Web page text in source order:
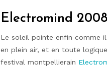
Electromind
Le soleil pointe enfin comme
en plein air, et en toute
festival montpellierain